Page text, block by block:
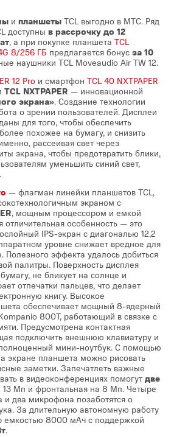
и планшеты TCL выгодно в МТС. Ряд
доступны в рассрочку до 12
, а при покупке планшета TCL
8/256 ГБ предлагается бонус за 10
наушники TCL Moveaudio Air TW 12.
12 Pro и смартфон TCL 40 NXTPAPER
TCL NXTPAPER — инновационной
экрана». Создание технологии
о зрении пользователей. Дисплеи
для того, чтобы обеспечить
похожее на бумагу, и снизить
рассеивая свет через
экрана, чтобы предотвратить блики,
уменьшить синий свет,
— флагман линейки планшетов TCL,
экраном с
, мощным процессором и емкой
отличительная особенность — это
IPS-экран с диагональю 12,2
уровне снижает вредное для
Полезного эффекта удалось добиться
палитры. Поверхность дисплея
не бликует на солнце и
отпечатки пальцев, что делает
книгу. Высокое
обеспечивает мощный 8-ядерный
800T, работающий в связке с
Предусмотрена контактная
подключить внешнюю клавиатуру и
мини-ноутбук. С помощью
экране планшета можно рисовать
заметки. Запечатлеть важные
в видеоконференциях помогут две
13 Мп и фронтальная на 8 Мп. Четыре
и два микрофона позаботятся о
За длительную автономную работу
емкостью 8000 мАч с поддержкой
.